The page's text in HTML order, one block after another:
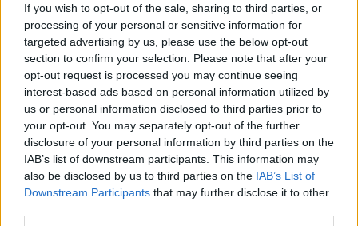
If you wish to opt-out of the sale, sharing to third parties, or
processing of your personal or sensitive information for
targeted advertising by us, please use the below opt-out
section to confirm your selection. Please note that after your
opt-out request is processed you may continue seeing
interest-based ads based on personal information utilized by
us or personal information disclosed to third parties prior to
your opt-out. You may separately opt-out of the further
disclosure of your personal information by third parties on the
IAB’s list of downstream participants. This information may
also be disclosed by us to third parties on the IAB’s List of
Downstream Participants that may further disclose it to other
Οι παίκτες μας θα παραταχθούν κόντρα στους
Σέρβους (αλλά και σε όλες τις αναμετρήσεις του
Μαρτίου) με την συλλεκτική επετειακή φανέλα, που
σχεδιάστηκε ειδικά για τα 100α γενέθλια του
συλλόγου, βασιζόμενη στην πρώτη μπασκετική
εμφάνιση στην ιστορία της ομάδας μας!
«Άρωμα» γενεθλίων θα έχει και η παρουσίαση των
ομάδων, καθώς στο φινάλε της θα παρουσιαστεί
στις εξέδρες του ΣΕΦ ένα όμορφο κορεό.